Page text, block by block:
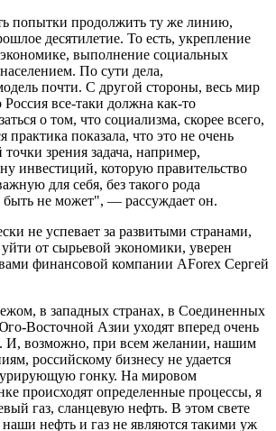
попытки продолжить ту же линию,
десятилетие. То есть, укрепление
экономике, выполнение социальных
По сути дела,
почти. С другой стороны, весь мир
все-таки должна как-то
о том, что социализма, скорее всего,
практика показала, что это не очень
зрения задача, например,
инвестиций, которую правительство
для себя, без такого рода
быть не может", — рассуждает он.
не успевает за развитыми странами,
от сырьевой экономики, уверен
финансовой компании AForex Сергей
в западных странах, в Соединенных
Восточной Азии уходят вперед очень
И, возможно, при всем желании, нашим
российскому бизнесу не удается
гонку. На мировом
происходят определенные процессы, я
газ, сланцевую нефть. В этом свете
нефть и газ не являются такими уж